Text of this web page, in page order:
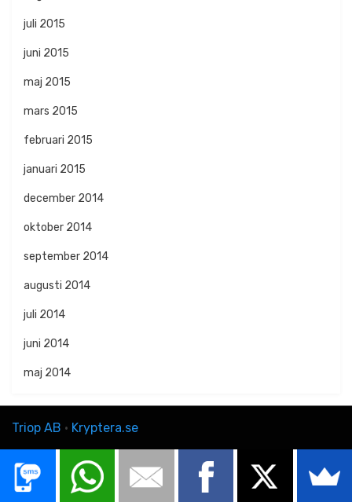
juli 2015
juni 2015
maj 2015
mars 2015
februari 2015
januari 2015
december 2014
oktober 2014
september 2014
augusti 2014
juli 2014
juni 2014
maj 2014
Triop AB · Kryptera.se